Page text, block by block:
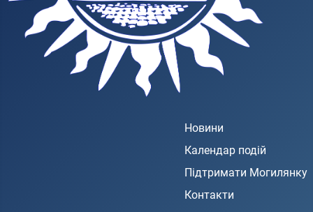
Новини
Календар подій
Підтримати Могилянку
Контакти